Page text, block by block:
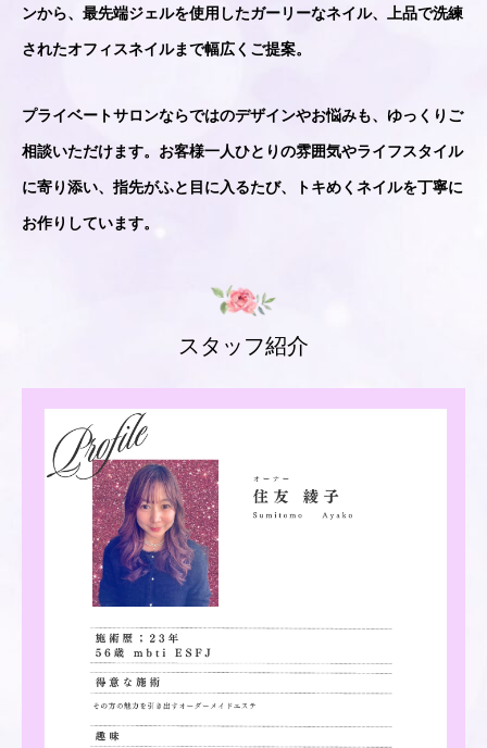
ンから、最先端ジェルを使用したガーリーなネイル、上品で洗練
されたオフィスネイルまで幅広くご提案。
プライベートサロンならではのデザインやお悩みも、ゆっくりご
相談いただけます。お客様一人ひとりの雰囲気やライフスタイル
に寄り添い、指先がふと目に入るたび、トキめくネイルを丁寧に
お作りしています。
スタッフ紹介